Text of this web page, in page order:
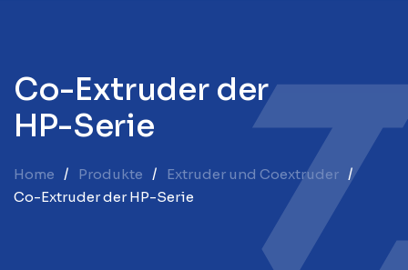
Co-Extruder der
HP-Serie
Home Produkte
Extruder und Coextruder
Co-Extruder der HP-Serie